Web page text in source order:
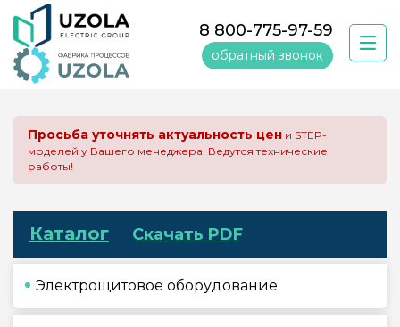
8 800-775-97-59
обратный звонок
Просьба уточнять актуальность цен и STEP-
моделей у Вашего менеджера. Ведутся технические
работы!
Каталог Скачать PDF
Электрощитовое оборудование